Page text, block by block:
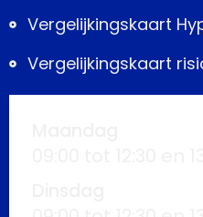
Vergelijkingskaart
Vergelijkingskaart